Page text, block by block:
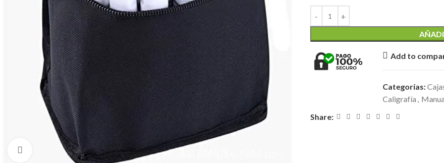
Click to enlarge
Add to
Categorías:
Caligrafía ,
Share: